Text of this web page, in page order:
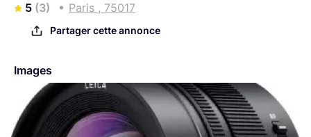
5 (3) Paris , 75017
Partager cette annonce
Images